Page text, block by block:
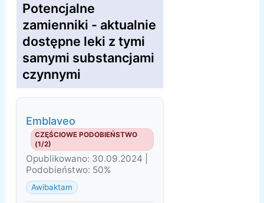
Potencjalne
zamienniki - aktualnie
dostępne leki z tymi
samymi substancjami
czynnymi
Emblaveo
CZĘŚCIOWE PODOBIEŃSTWO
(1/2)
Opublikowano: 30.09.2024 |
Podobieństwo: 50%
Awibaktam